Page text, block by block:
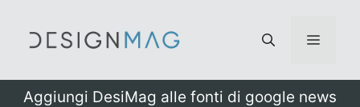
Menu
Aggiungi DesiMag alle fonti di google news